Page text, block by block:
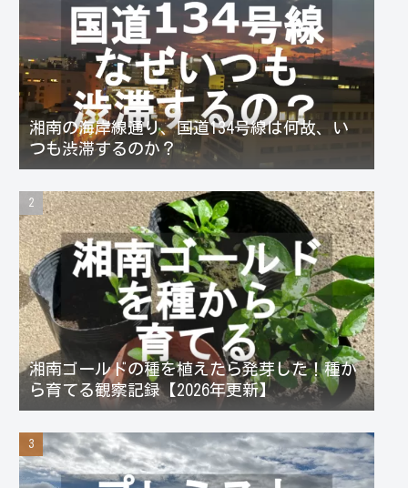
湘南の海岸線通り、国道134号線は何故、い
つも渋滞するのか？
湘南ゴールドの種を植えたら発芽した！種か
ら育てる観察記録【2026年更新】